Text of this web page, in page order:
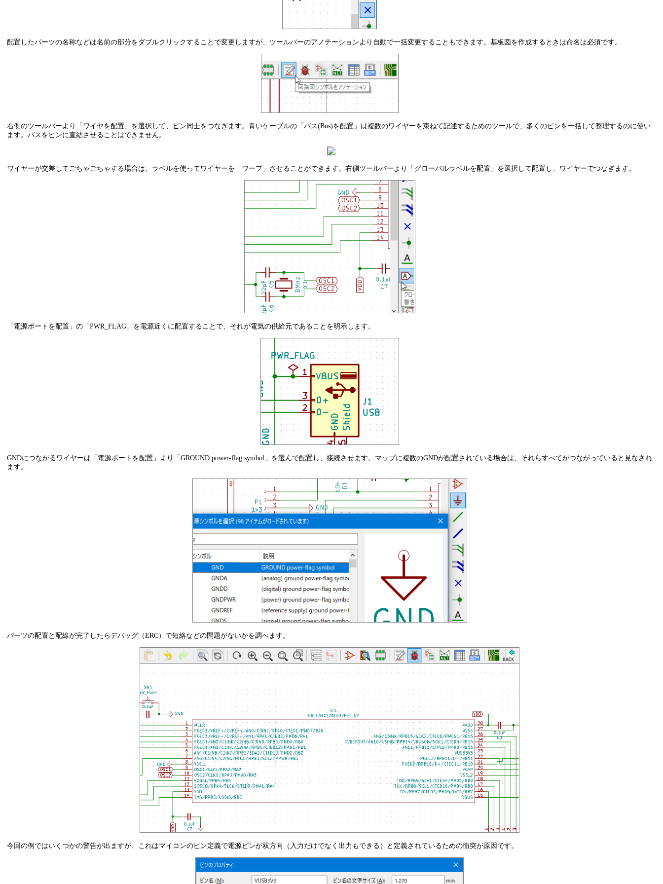
配置したパーツの名称などは名前の部分をダブルクリックすることで変更しますが、ツールバーのアノテーションより自動で一括変更することもできます。基板図を作成するときは命名は必須です。
右側のツールバーより「ワイヤを配置」を選択して、ピン同士をつなぎます。青いケーブルの「バス(Bus)を配置」は複数のワイヤーを束ねて記述するためのツールで、多くのピンを一括して整理するのに使い
ます。バスをピンに直結させることはできません。
ワイヤーが交差してごちゃごちゃする場合は、ラベルを使ってワイヤーを「ワープ」させることができます。右側ツールバーより「グローバルラベルを配置」を選択して配置し、ワイヤーでつなぎます。
「電源ポートを配置」の「PWR_FLAG」を電源近くに配置することで、それが電気の供給元であることを明示します。
GNDにつながるワイヤーは「電源ポートを配置」より「GROUND power-flag symbol」を選んで配置し、接続させます。マップに複数のGNDが配置されている場合は、それらすべてがつながっていると見なされ
ます。
パーツの配置と配線が完了したらデバッグ（ERC）で短絡などの問題がないかを調べます。
今回の例ではいくつかの警告が出ますが、これはマイコンのピン定義で電源ピンが双方向（入力だけでなく出力もできる）と定義されているための衝突が原因です。